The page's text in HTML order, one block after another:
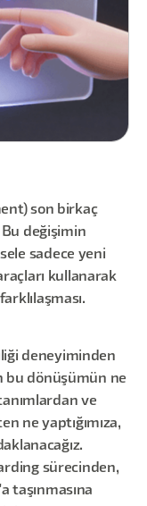
son birkaç
değişimin
sadece yeni
kullanarak
deneyiminden
bu dönüşümün ne
ve
ne yaptığımıza,
sürecinden,
taşınmasına